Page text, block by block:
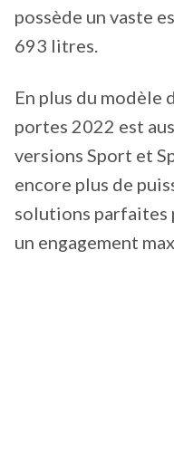
possède un vaste
693 litres.
En plus du modèle
portes 2022 est
versions Sport et
encore plus de
solutions parfaites
un engagement